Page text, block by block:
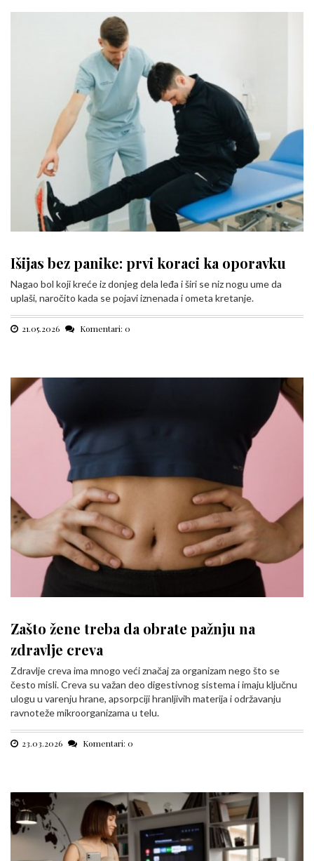
Išijas bez panike: prvi koraci ka oporavku
Nagao bol koji kreće iz donjeg dela leđa i širi se niz nogu ume da
uplaši, naročito kada se pojavi iznenada i ometa kretanje.
21.05.2026 Komentari: 0
Zašto žene treba da obrate pažnju na
zdravlje creva
Zdravlje creva ima mnogo veći značaj za organizam nego što se
često misli. Creva su važan deo digestivnog sistema i imaju ključnu
ulogu u varenju hrane, apsorpciji hranljivih materija i održavanju
ravnoteže mikroorganizama u telu.
23.03.2026 Komentari: 0